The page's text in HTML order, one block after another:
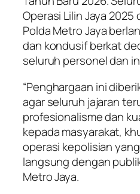
Operasi Lilin Jaya 2025
Polda Metro Jaya
dan kondusif berkat
seluruh personel dan
“Penghargaan ini
agar seluruh jajaran
profesionalisme dan
kepada masyarakat,
operasi kepolisian
langsung dengan
Metro Jaya.